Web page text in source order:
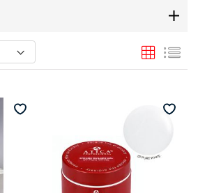
Сетка